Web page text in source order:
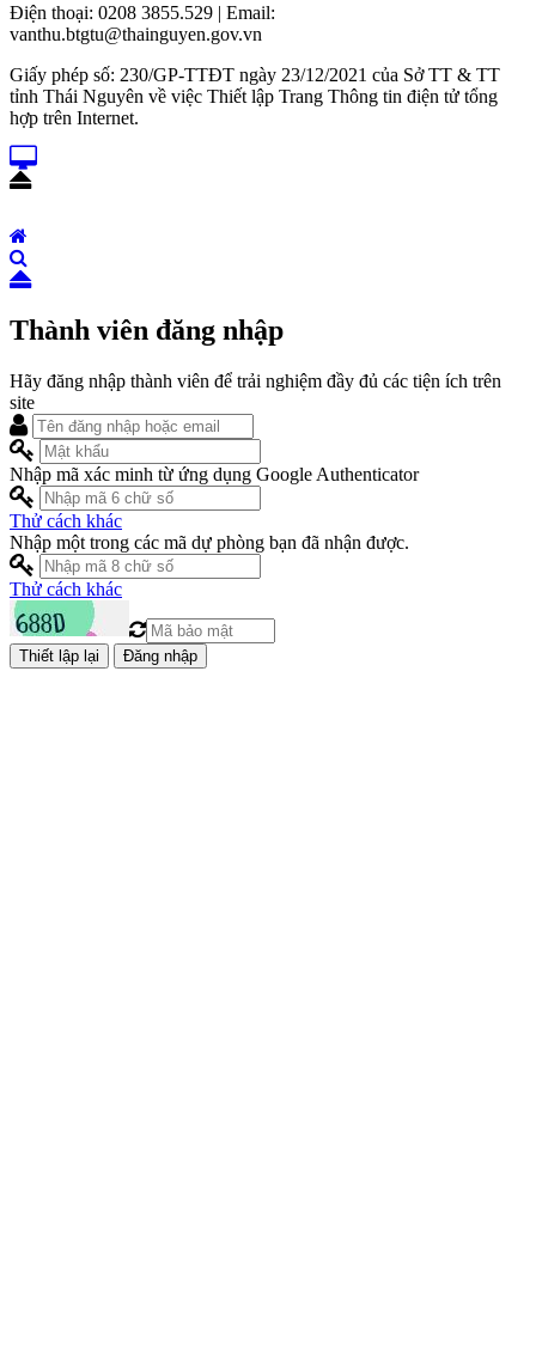
Điện thoại: 0208 3855.529 | Email:
vanthu.btgtu@thainguyen.gov.vn
Giấy phép số: 230/GP-TTĐT ngày 23/12/2021 của Sở TT & TT
tỉnh Thái Nguyên về việc Thiết lập Trang Thông tin điện tử tổng
hợp trên Internet.
Thành viên đăng nhập
Hãy đăng nhập thành viên để trải nghiệm đầy đủ các tiện ích trên
site
Nhập mã xác minh từ ứng dụng Google Authenticator
Thử cách khác
Nhập một trong các mã dự phòng bạn đã nhận được.
Thử cách khác
Đăng nhập